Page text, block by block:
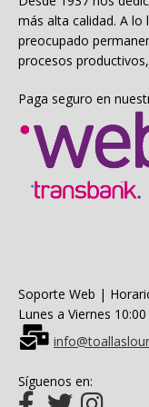
más alta calidad. A
preocupado
procesos
Paga seguro en
Soporte Web |
Lunes a Viernes
Síguenos en: